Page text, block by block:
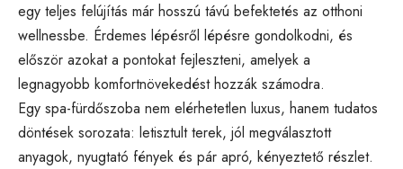
egy teljes felújítás már hosszú távú befektetés az otthoni
wellnessbe. Érdemes lépésről lépésre gondolkodni, és
először azokat a pontokat fejleszteni, amelyek a
legnagyobb komfortnövekedést hozzák számodra.
Egy spa-fürdőszoba nem elérhetetlen luxus, hanem tudatos
döntések sorozata: letisztult terek, jól megválasztott
anyagok, nyugtató fények és pár apró, kényeztető részlet.